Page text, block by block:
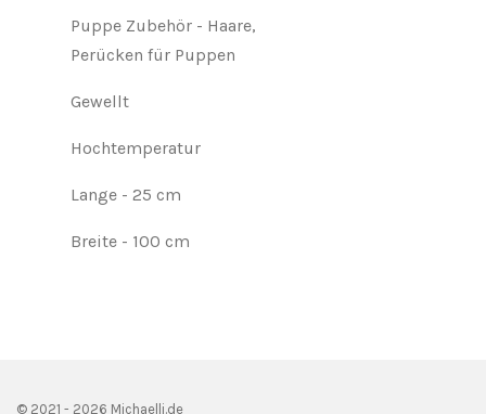
Puppe Zubehör - Haare,
Perücken für Puppen
Gewellt
Hochtemperatur
Lange - 25 cm
Breite - 100 cm
© 2021 - 2026 Michaelli.de